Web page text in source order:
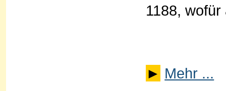
1188,
► Mehr ...